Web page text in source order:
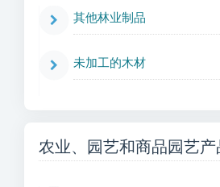
其他林业制品
未加工的木材
农业、园艺和商品园艺产